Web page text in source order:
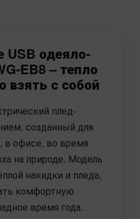
USB одеяло-
EB8 – тепло
взять с собой
плед-
созданный для
в офисе, во время
на природе. Модель
накидки и пледа,
комфортную
время года.